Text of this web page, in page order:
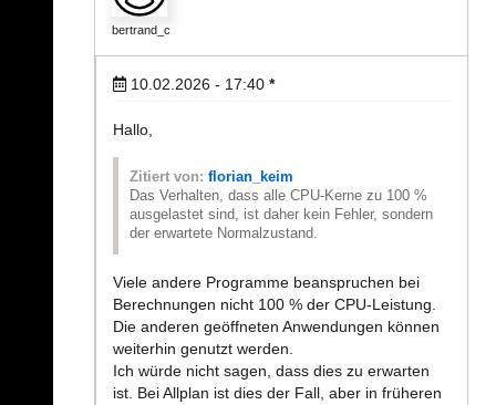
bertrand_c
10.02.2026 - 17:40 *
Hallo,
Zitiert von: florian_keim
Das Verhalten, dass alle CPU-Kerne zu 100 %
ausgelastet sind, ist daher kein Fehler, sondern
der erwartete Normalzustand.
Viele andere Programme beanspruchen bei
Berechnungen nicht 100 % der CPU-Leistung.
Die anderen geöffneten Anwendungen können
weiterhin genutzt werden.
Ich würde nicht sagen, dass dies zu erwarten
ist. Bei Allplan ist dies der Fall, aber in früheren